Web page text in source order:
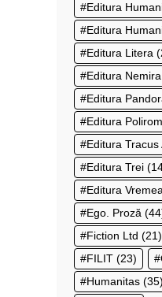
Editura
Editura
Editura Litera
Editura Nemira
Editura
Editura Polirom
Editura Tracus
Editura Trei
Editura Vremea
Ego. Proză
Fiction Ltd (21)
FILIT (23)
Humanitas (35)